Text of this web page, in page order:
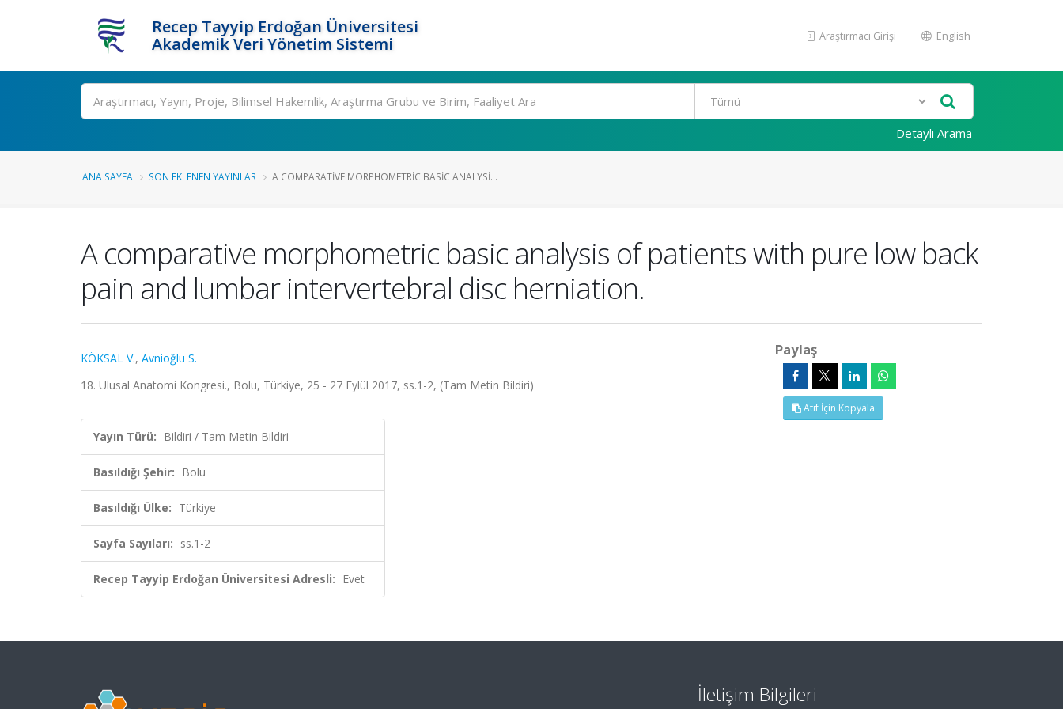
Recep Tayyip Erdoğan Üniversitesi
Akademik Veri Yönetim Sistemi
Araştırmacı Girişi English
Ara
Detaylı Arama
ANA SAYFA SON EKLENEN YAYINLAR A COMPARATIVE MORPHOMETRIC BASIC ANALYSI...
A comparative morphometric basic analysis of patients with pure low back
pain and lumbar intervertebral disc herniation.
KÖKSAL V., Avnioğlu S.
18. Ulusal Anatomi Kongresi., Bolu, Türkiye, 25 - 27 Eylül 2017, ss.1-2, (Tam Metin Bildiri)
Yayın Türü: Bildiri / Tam Metin Bildiri
Basıldığı Şehir: Bolu
Basıldığı Ülke: Türkiye
Sayfa Sayıları: ss.1-2
Recep Tayyip Erdoğan Üniversitesi Adresli: Evet
Paylaş
Atıf İçin Kopyala
İletişim Bilgileri